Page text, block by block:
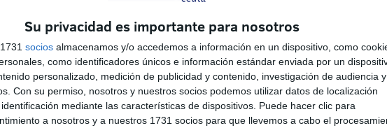
Su privacidad es importante para nosotros
socios almacenamos y/o accedemos a información en un dispositivo, como
como identificadores únicos e información estándar enviada por un
personalizado, medición de publicidad y contenido, investigación de audiencia y
Con su permiso, nosotros y nuestros socios podemos utilizar datos de localización
mediante las características de dispositivos. Puede hacer clic para
a nosotros y a nuestros 1731 socios para que llevemos a cabo el
conservarlas vivas.
existe una hermandad activa, comprometida y con
forma parte del alma popular de Ceuta.